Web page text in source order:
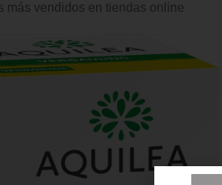
más vendidos en tiendas online